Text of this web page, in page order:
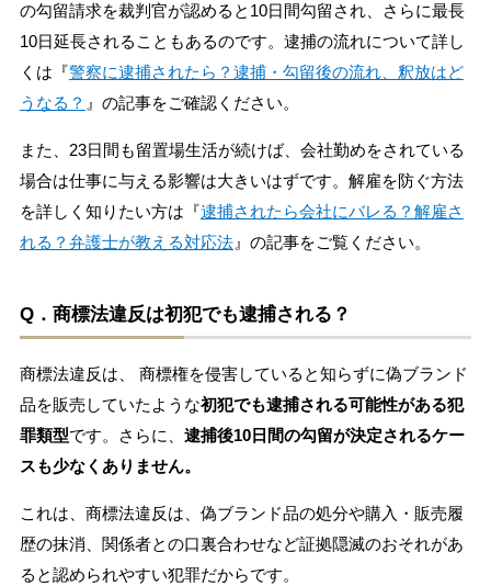
の勾留請求を裁判官が認めると10日間勾留され、さらに最長
10日延長されることもあるのです。逮捕の流れについて詳し
くは『警察に逮捕されたら？逮捕・勾留後の流れ、釈放はど
うなる？ 』の記事をご確認ください。
また、23日間も留置場生活が続けば、会社勤めをされている
場合は仕事に与える影響は大きいはずです。解雇を防ぐ方法
を詳しく知りたい方は『逮捕されたら会社にバレる？解雇さ
れる？弁護士が教える対応法』の記事をご覧ください。
Q．商標法違反は初犯でも逮捕される？
商標法違反は、 商標権を侵害していると知らずに偽ブランド
品を販売していたような初犯でも逮捕される可能性がある犯
罪類型です。さらに、 逮捕後10日間の勾留が決定されるケー
スも少なくありません。
これは、商標法違反は、偽ブランド品の処分や購入・販売履
歴の抹消、関係者との口裏合わせなど証拠隠滅のおそれがあ
ると認められやすい犯罪だからです。